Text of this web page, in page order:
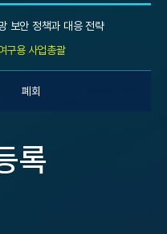
보안 정책과 대응 전략
구용 사업총괄
폐회
록